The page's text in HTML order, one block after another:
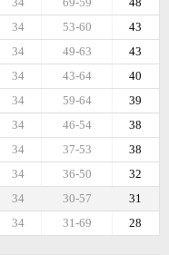
43
53-60
34
43
49-63
34
40
43-64
34
39
59-64
34
38
46-54
34
38
37-53
34
32
36-50
34
31
30-57
34
28
31-69
34